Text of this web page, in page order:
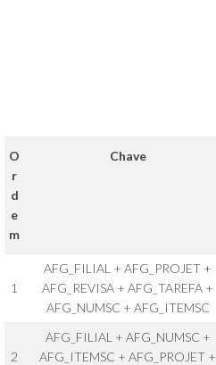
O
r
d
e
m
Chave
1
AFG_FILIAL + AFG_PROJET +
AFG_REVISA + AFG_TAREFA +
AFG_NUMSC + AFG_ITEMSC
2
AFG_FILIAL + AFG_NUMSC +
AFG_ITEMSC + AFG_PROJET +